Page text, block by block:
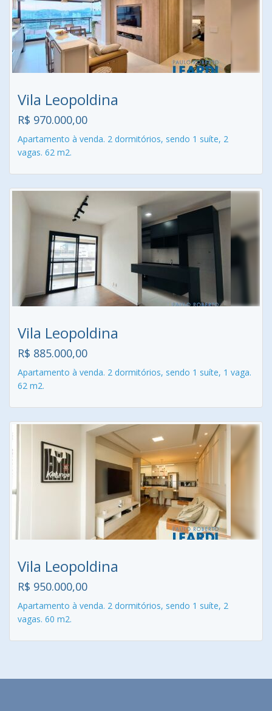
Vila Leopoldina
R$ 970.000,00
Apartamento à venda. 2 dormitórios, sendo 1 suíte, 2
vagas. 62 m2.
Vila Leopoldina
R$ 885.000,00
Apartamento à venda. 2 dormitórios, sendo 1 suíte, 1 vaga.
62 m2.
Vila Leopoldina
R$ 950.000,00
Apartamento à venda. 2 dormitórios, sendo 1 suíte, 2
vagas. 60 m2.